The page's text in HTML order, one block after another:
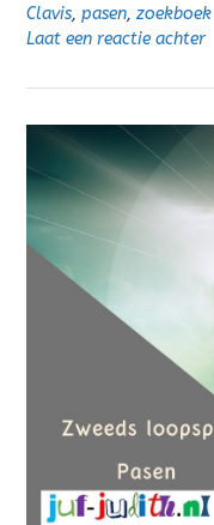
Clavis, pasen, zoekboek
Laat een reactie achter